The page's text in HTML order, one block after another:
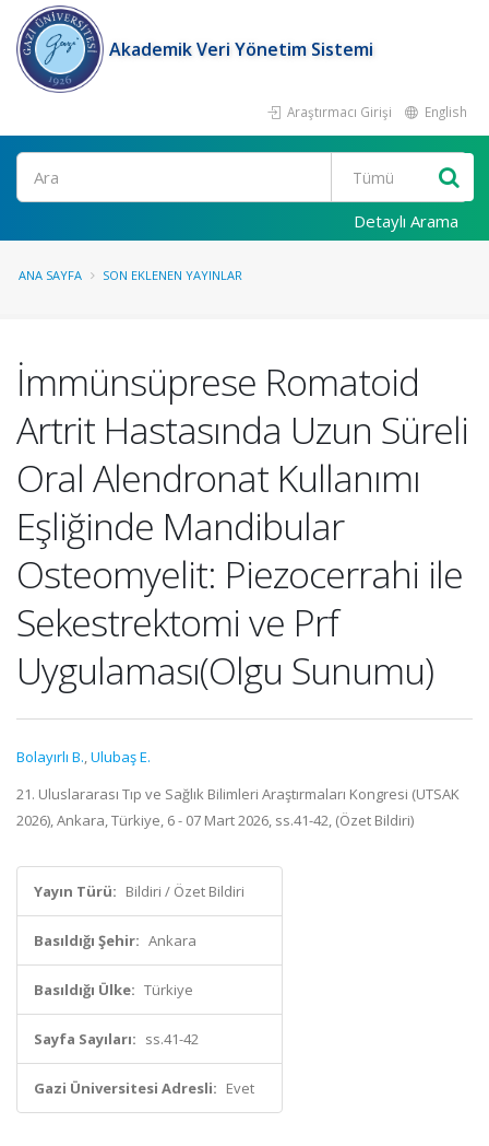
Akademik Veri Yönetim Sistemi
Araştırmacı Girişi English
Ara
Detaylı Arama
ANA SAYFA SON EKLENEN YAYINLAR
İmmünsüprese Romatoid
Artrit Hastasında Uzun Süreli
Oral Alendronat Kullanımı
Eşliğinde Mandibular
Osteomyelit: Piezocerrahi ile
Sekestrektomi ve Prf
Uygulaması(Olgu Sunumu)
Bolayırlı B.,Ulubaş E.
21. Uluslararası Tıp ve Sağlık Bilimleri Araştırmaları Kongresi (UTSAK
2026), Ankara, Türkiye, 6 - 07 Mart 2026, ss.41-42, (Özet Bildiri)
Yayın Türü: Bildiri / Özet Bildiri
Basıldığı Şehir: Ankara
Basıldığı Ülke: Türkiye
Sayfa Sayıları: ss.41-42
Gazi Üniversitesi Adresli: Evet